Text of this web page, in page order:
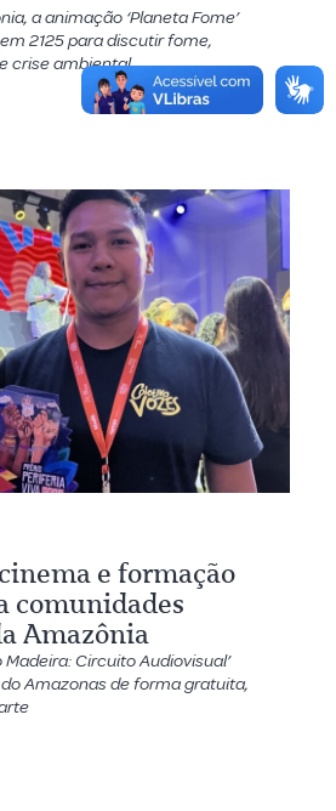
a animação ‘Planeta Fome’
2125 para discutir fome,
crise ambiental
e formação
comunidades
Amazônia
Madeira: Circuito Audiovisual’
Amazonas de forma gratuita,